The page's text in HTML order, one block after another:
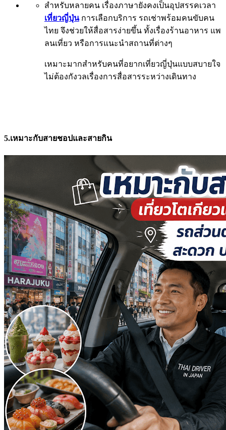
สำหรับหลายคน เรื่องภาษายังคงเป็นอุปสรรคเวลา
เที่ยวญี่ปุ่นการเลือกบริการ รถเช่าพร้อมคนขับคน
ไทย จึงช่วยให้สื่อสารง่ายขึ้น ทั้งเรื่องร้านอาหาร แพ
ลนเที่ยว หรือการแนะนำสถานที่ต่างๆ
เหมาะมากสำหรับคนที่อยากเที่ยวญี่ปุ่นแบบสบายใจ
ไม่ต้องกังวลเรื่องการสื่อสารระหว่างเดินทาง
5.เหมาะกับสายชอปและสายกิน